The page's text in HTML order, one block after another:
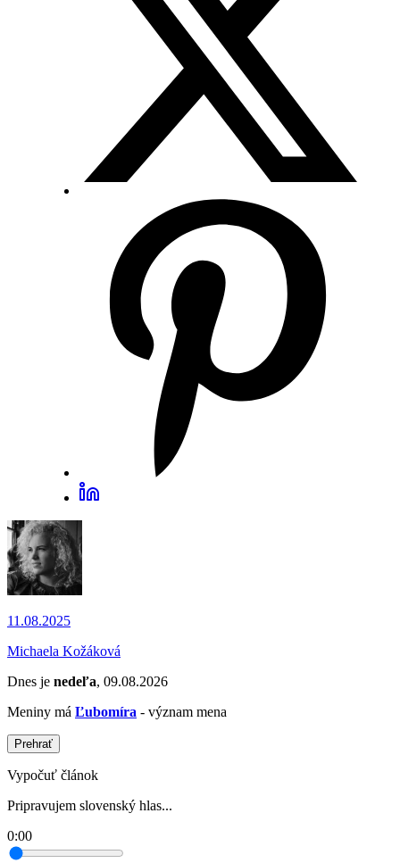
11.08.2025
Michaela Kožáková
Dnes je nedeľa, 09.08.2026
Meniny má Ľubomíra - význam mena
Prehrať
Vypočuť článok
Pripravujem slovenský hlas...
0:00